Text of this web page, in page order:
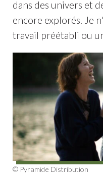
dans des univers et
encore explorés. Je
travail préétabli ou
© Pyramide Distribution